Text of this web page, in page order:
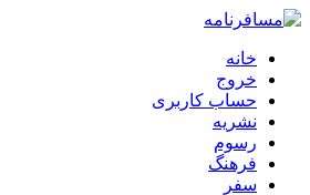
خانه
خروج
حساب کاربری
نشریه
رسوم
فرهنگ
سفر